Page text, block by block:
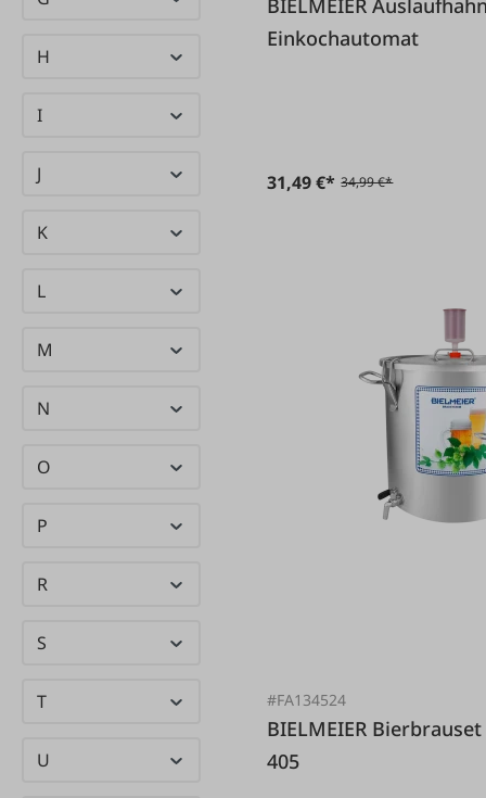
Pavesi
(22)
(55)
H
I
J
K
L
M
N
O
P
R
S
T
U
BIELMEIER Auslaufhahn 1/2" Edelstahl für
Einkochautomat
31,49 €* 34,99 €*
#FA134524
BIELMEIER Bierbrauset Home Brewing 10tlg BHG
405